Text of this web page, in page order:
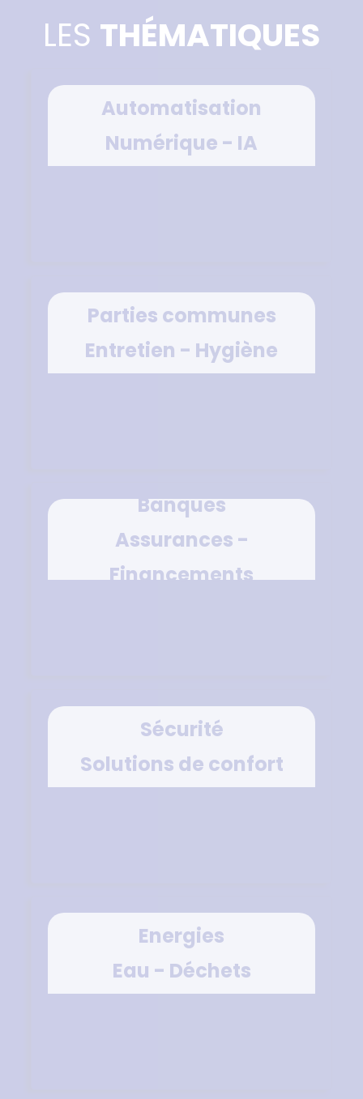
LES THÉMATIQUES
Automatisation
Numérique - IA
Parties communes
Entretien - Hygiène
Banques
Assurances -
Financements
Sécurité
Solutions de confort
Energies
Eau - Déchets